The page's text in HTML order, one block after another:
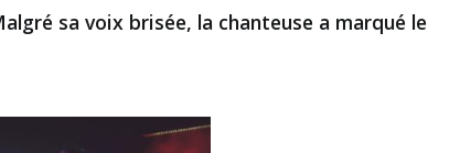
sa voix brisée, la chanteuse a marqué le